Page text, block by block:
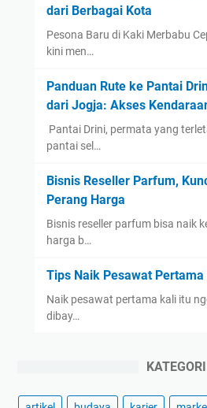
dari Berbagai Kota
Pesona Baru di Kaki Merbabu
kini men…
Panduan Rute ke Pantai
dari Jogja: Akses
Pantai Drini, permata yang
pantai sel…
Bisnis Reseller Parfum,
Perang Harga
Bisnis reseller parfum bisa naik
harga b…
Tips Naik Pesawat
Naik pesawat pertama kali itu
dibay…
KATEGORI